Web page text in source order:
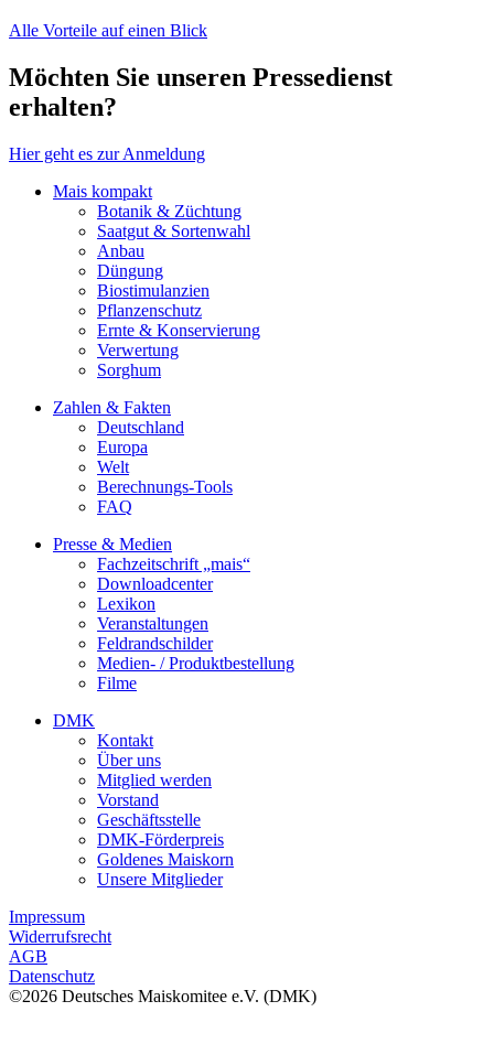
Alle Vorteile auf einen Blick
Möchten Sie unseren Pressedienst
erhalten?
Hier geht es zur Anmeldung
Mais kompakt
Botanik & Züchtung
Saatgut & Sortenwahl
Anbau
Düngung
Biostimulanzien
Pflanzenschutz
Ernte & Konservierung
Verwertung
Sorghum
Zahlen & Fakten
Deutschland
Europa
Welt
Berechnungs-Tools
FAQ
Presse & Medien
Fachzeitschrift „mais“
Downloadcenter
Lexikon
Veranstaltungen
Feldrandschilder
Medien- / Produktbestellung
Filme
DMK
Kontakt
Über uns
Mitglied werden
Vorstand
Geschäftsstelle
DMK-Förderpreis
Goldenes Maiskorn
Unsere Mitglieder
Impressum
Widerrufsrecht
AGB
Datenschutz
©2026 Deutsches Maiskomitee e.V. (DMK)